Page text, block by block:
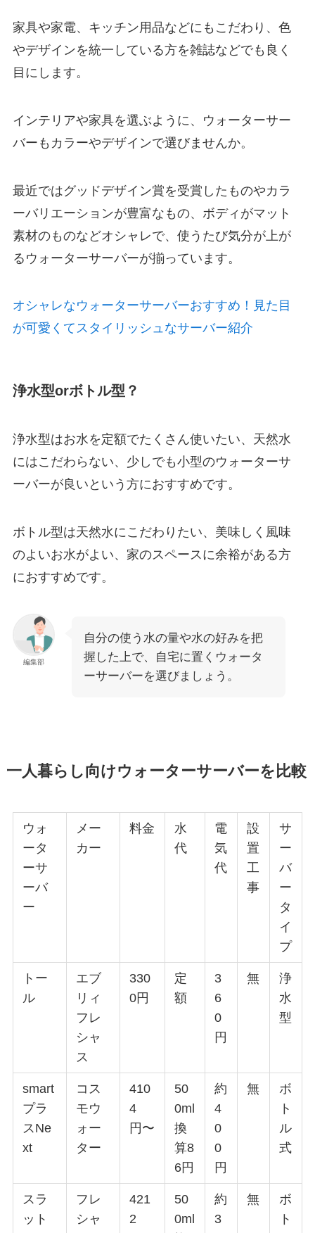
家具や家電、キッチン用品などにもこだわり、色
やデザインを統一している方を雑誌などでも良く
目にします。
インテリアや家具を選ぶように、ウォーターサー
バーもカラーやデザインで選びませんか。
最近ではグッドデザイン賞を受賞したものやカラ
ーバリエーションが豊富なもの、ボディがマット
素材のものなどオシャレで、使うたび気分が上が
るウォーターサーバーが揃っています。
オシャレなウォーターサーバーおすすめ！見た目
が可愛くてスタイリッシュなサーバー紹介
浄水型orボトル型？
浄水型はお水を定額でたくさん使いたい、天然水
にはこだわらない、少しでも小型のウォーターサ
ーバーが良いという方におすすめです。
ボトル型は天然水にこだわりたい、美味しく風味
のよいお水がよい、家のスペースに余裕がある方
におすすめです。
編集部
自分の使う水の量や水の好みを把
握した上で、自宅に置くウォータ
ーサーバーを選びましょう。
一人暮らし向けウォーターサーバーを比較
ウォ
ータ
ーサ
ーバ
ー
メー
カー
料金
水
代
電
気
代
設
置
工
事
サ
ー
バ
ー
タ
イ
プ
トー
ル
エブ
リィ
フレ
シャ
ス
330
0円
定
額
3
6
0
円
無
浄
水
型
smart
プラ
スNe
xt
コス
モウ
ォー
ター
410
4
円〜
50
0ml
換
算8
6円
約
4
0
0
円
無
ボ
ト
ル
式
スラ
ット
フレ
シャ
421
2
50
0ml
約
3
無
ボ
ト